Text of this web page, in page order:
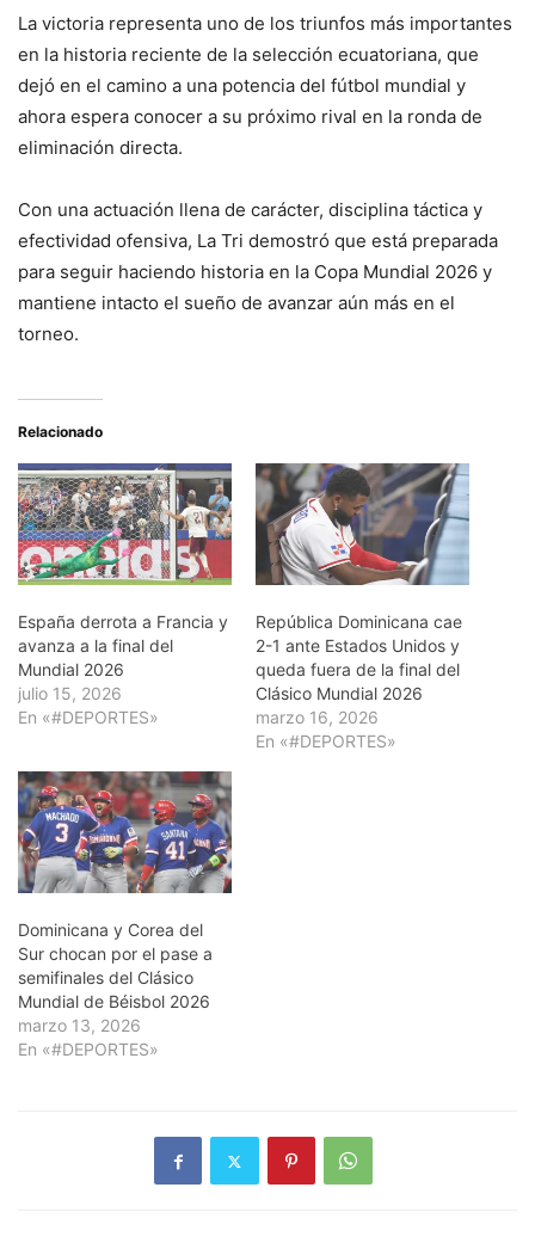
La victoria representa uno de los triunfos más importantes
en la historia reciente de la selección ecuatoriana, que
dejó en el camino a una potencia del fútbol mundial y
ahora espera conocer a su próximo rival en la ronda de
eliminación directa.
Con una actuación llena de carácter, disciplina táctica y
efectividad ofensiva, La Tri demostró que está preparada
para seguir haciendo historia en la Copa Mundial 2026 y
mantiene intacto el sueño de avanzar aún más en el
torneo.
Relacionado
España derrota a Francia y
avanza a la final del
Mundial 2026
julio 15, 2026
En «#DEPORTES»
República Dominicana cae
2-1 ante Estados Unidos y
queda fuera de la final del
Clásico Mundial 2026
marzo 16, 2026
En «#DEPORTES»
Dominicana y Corea del
Sur chocan por el pase a
semifinales del Clásico
Mundial de Béisbol 2026
marzo 13, 2026
En «#DEPORTES»